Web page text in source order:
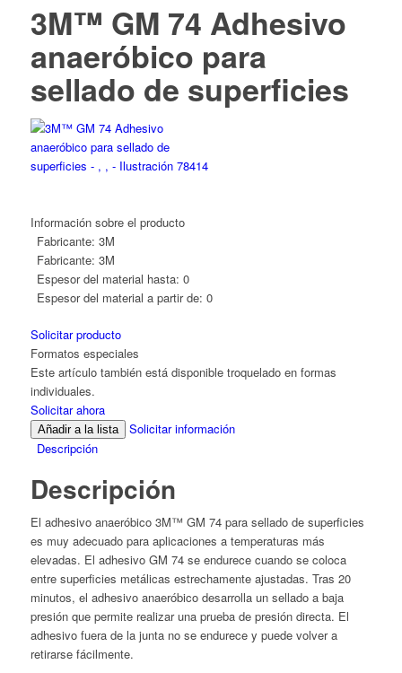
3M™ GM 74 Adhesivo
anaeróbico para
sellado de superficies
Información sobre el producto
Fabricante: 3M
Fabricante: 3M
Espesor del material hasta: 0
Espesor del material a partir de: 0
Solicitar producto
Formatos especiales
Este artículo también está disponible troquelado en formas
individuales.
Solicitar ahora
Añadir a la lista
Solicitar información
Descripción
Descripción
El adhesivo anaeróbico 3M™ GM 74 para sellado de superficies
es muy adecuado para aplicaciones a temperaturas más
elevadas. El adhesivo GM 74 se endurece cuando se coloca
entre superficies metálicas estrechamente ajustadas. Tras 20
minutos, el adhesivo anaeróbico desarrolla un sellado a baja
presión que permite realizar una prueba de presión directa. El
adhesivo fuera de la junta no se endurece y puede volver a
retirarse fácilmente.